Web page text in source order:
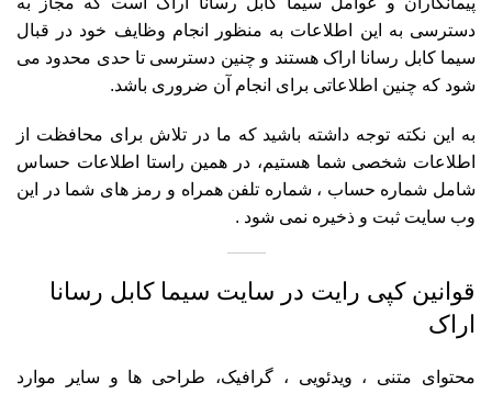
دسترسی به این اطلاعات به منظور انجام وظایف خود در قبال
سیما کابل رسانا اراک هستند و چنین دسترسی تا حدی محدود می
شود که چنین اطلاعاتی برای انجام آن ضروری باشد.
به این نکته توجه داشته باشید که ما در تلاش برای محافظت از
اطلاعات شخصی شما هستیم، در همین راستا اطلاعات حساس
شامل شماره حساب ، شماره تلفن همراه و رمز های شما در این
وب سایت ثبت و ذخیره نمی شود .
قوانین کپی رایت در سایت سیما کابل رسانا
اراک
محتوای متنی ، ویدئویی ، گرافیک، طراحی ها و سایر موارد